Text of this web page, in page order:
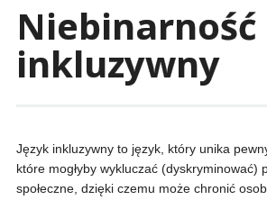
inkluzywny
Język inkluzywny to język, który unika
które mogłyby wykluczać (dyskryminować)
społeczne, dzięki czemu może chronić